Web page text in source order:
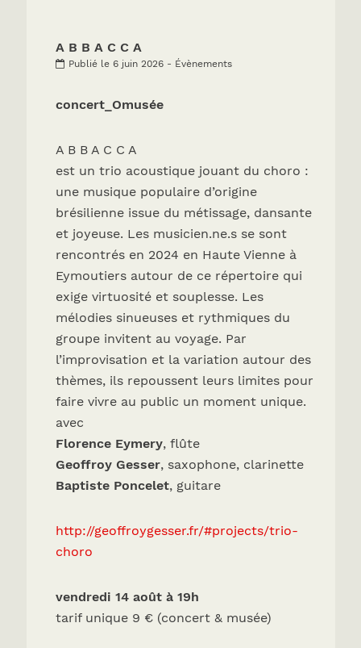
A B B A C C A
Publié le 6 juin 2026 - Évènements
concert_Omusée
A B B A C C A
est un trio acoustique jouant du choro :
une musique populaire d’origine
brésilienne issue du métissage, dansante
et joyeuse. Les musicien.ne.s se sont
rencontrés en 2024 en Haute Vienne à
Eymoutiers autour de ce répertoire qui
exige virtuosité et souplesse. Les
mélodies sinueuses et rythmiques du
groupe invitent au voyage. Par
l’improvisation et la variation autour des
thèmes, ils repoussent leurs limites pour
faire vivre au public un moment unique.
avec
Florence Eymery, flûte
Geoffroy Gesser, saxophone, clarinette
Baptiste Poncelet, guitare
http://geoffroygesser.fr/#projects/trio-
choro
vendredi 14 août à 19h
tarif unique 9 € (concert & musée)